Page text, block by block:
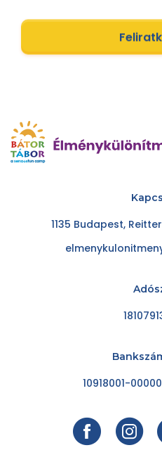
1135 Budapest,
10918001-